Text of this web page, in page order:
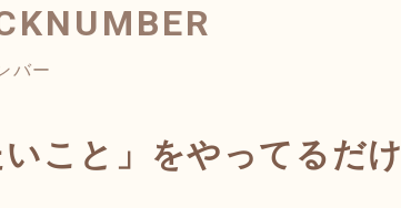
バー
こと」をやってるだけ